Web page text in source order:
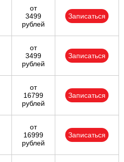
от
3499
рублей
Записаться
от
3499
рублей
Записаться
от
16799
рублей
Записаться
от
16999
рублей
Записаться